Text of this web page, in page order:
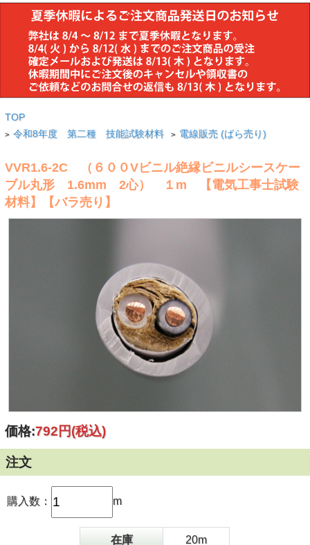
TOP
> 令和8年度 第二種 技能試験材料 > 電線販売 (ばら売り)
VVR1.6-2C （６００Vビニル絶縁ビニルシースケー
ブル丸形 1.6mm 2心） １m 【電気工事士試験
材料】【バラ売り】
価格:792円(税込)
注文
購入数： m
在庫 20m